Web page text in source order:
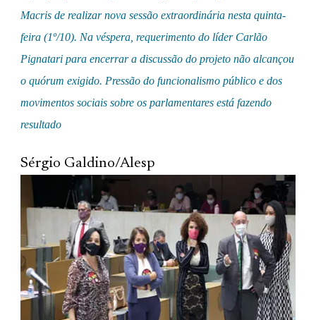
Macris de realizar nova sessão extraordinária nesta quinta-
feira (1º/10). Na véspera, requerimento do líder Carlão
Pignatari para encerrar a discussão do projeto não alcançou
o quórum exigido. Pressão do funcionalismo público e dos
movimentos sociais sobre os parlamentares está fazendo
resultado
Sérgio Galdino/Alesp